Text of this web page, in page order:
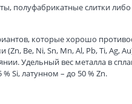
полуфабрикатные слитки
которые хорошо
Be, Ni, Sn, Mn, Al, Pb, Ti, Ag,
Удельный вес металла в
Si, латунном – до 50 % Zn.